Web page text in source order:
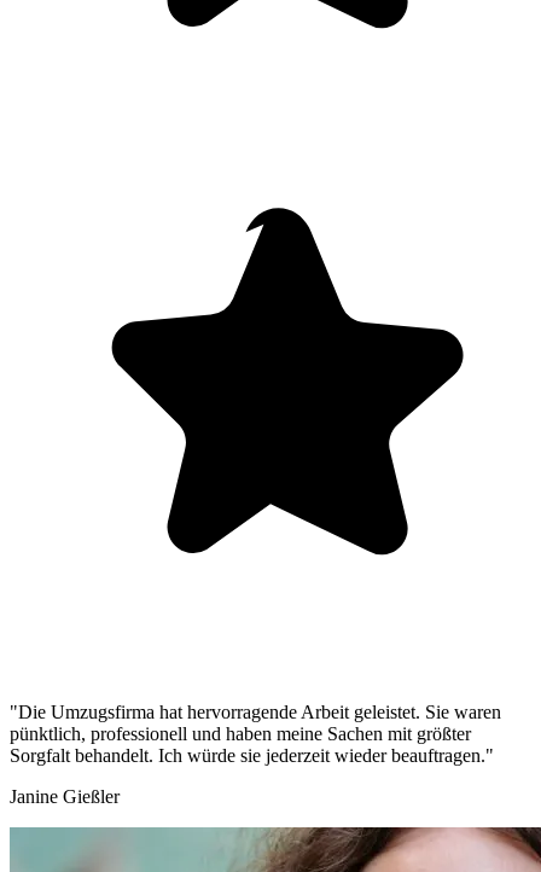
"Die Umzugsfirma hat hervorragende Arbeit geleistet. Sie waren
pünktlich, professionell und haben meine Sachen mit größter
Sorgfalt behandelt. Ich würde sie jederzeit wieder beauftragen."
Janine Gießler